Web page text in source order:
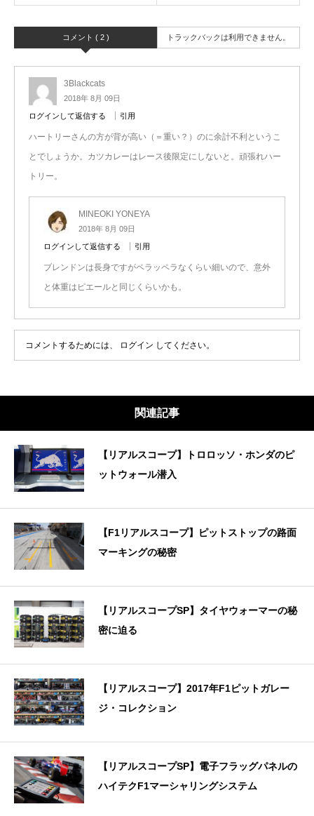
コメント ( 2 ) トラックバックは利用できません。
3Blackcats
2018年 8月 09日
ログインして返信する 引用
ハートリーさんの方が背が高い（＝重い？）のに余計不利というこ
とでしょうか。カツカレーはレース後限定にしないと。頑張れハー
トリー。
MINEOKI YONEYA
2018年 8月 09日
ログインして返信する 引用
ブレンドンは長身ですがペラッペラなくらい細いので、意外
と体重はピエールと同じくらいかも。
コメントするためには、 ログイン してください。
関連記事
【リアルスコープ】トロロッソ・ホンダのピ
ットウォール潜入
【F1リアルスコープ】ピットストップの路面
マーキングの秘密
【リアルスコープSP】タイヤウォーマーの秘
密に迫る
【リアルスコープ】2017年F1ピットガレー
ジ・コレクション
【リアルスコープSP】電子フラッグパネルの
ハイテクF1マーシャリングシステム